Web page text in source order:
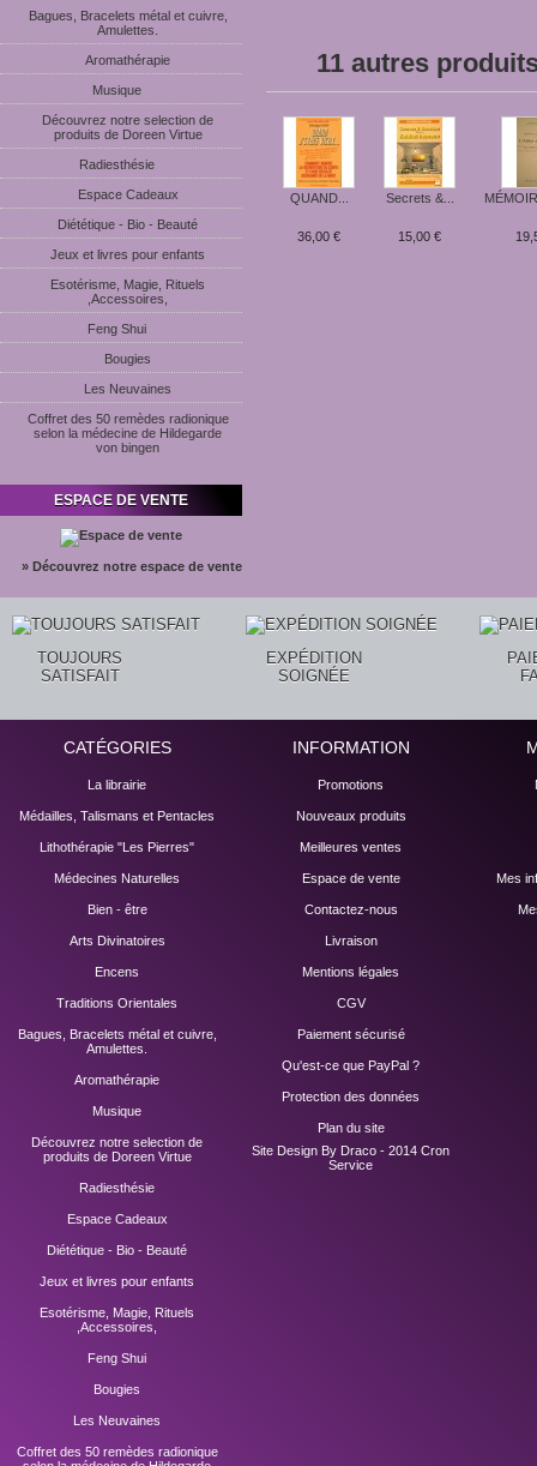
Bagues, Bracelets métal et cuivre,
Amulettes.
Aromathérapie
Musique
Découvrez notre selection de
produits de Doreen Virtue
Radiesthésie
Espace Cadeaux
Diététique - Bio - Beauté
Jeux et livres pour enfants
Esotérisme, Magie, Rituels
,Accessoires,
Feng Shui
Bougies
Les Neuvaines
Coffret des 50 remèdes radionique
selon la médecine de Hildegarde
von bingen
ESPACE DE VENTE
» Découvrez notre espace de vente
11 autres
QUAND...
36,00 €
Secrets &...
15,00 €
TOUJOURS
SATISFAIT
EXPÉDITION
SOIGNÉE
CATÉGORIES
La librairie
Médailles, Talismans et Pentacles
Lithothérapie "Les Pierres"
Médecines Naturelles
Bien - être
Arts Divinatoires
Encens
Traditions Orientales
Bagues, Bracelets métal et cuivre,
Amulettes.
Aromathérapie
Musique
Découvrez notre selection de
produits de Doreen Virtue
Radiesthésie
Espace Cadeaux
Diététique - Bio - Beauté
Jeux et livres pour enfants
Esotérisme, Magie, Rituels
,Accessoires,
Feng Shui
Bougies
Les Neuvaines
Coffret des 50 remèdes radionique
INFORMATION
Promotions
Nouveaux produits
Meilleures ventes
Espace de vente
Contactez-nous
Livraison
Mentions légales
CGV
Paiement sécurisé
Qu'est-ce que PayPal ?
Protection des données
Plan du site
Site Design By Draco - 2014 Cron
Service
Mes